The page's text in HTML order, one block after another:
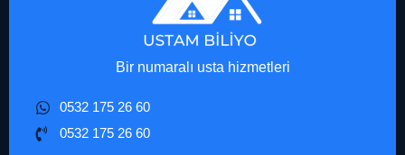
Bir numaralı usta hizmetleri
0532 175 26 60
0532 175 26 60